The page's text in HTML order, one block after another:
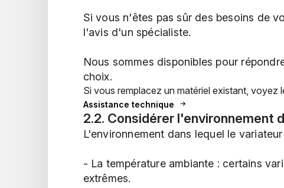
Si vous n'êtes pas sûr des besoins de
l'avis d'un spécialiste.
Nous sommes disponibles pour
choix.
Si vous remplacez un matériel existant, voyez
Assistance technique
2.2. Considérer l'environnement
L'environnement dans lequel le
- La température ambiante : certains
extrêmes.